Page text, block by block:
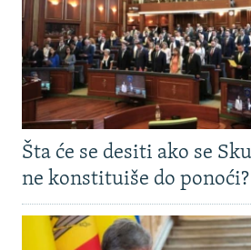
Šta će se desiti ako se
ne konstituiše do ponoći?